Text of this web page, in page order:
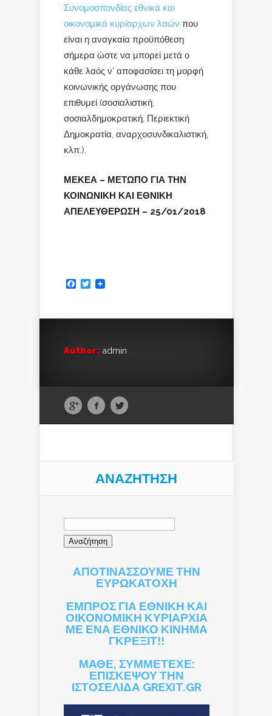
Συνομοσπονδίας εθνικά και
οικονομικά κυρίαρχων λαών που
είναι η αναγκαία προϋπόθεση
σήμερα ώστε να μπορεί μετά ο
κάθε λαός ν’ αποφασίσει τη μορφή
κοινωνικής οργάνωσης που
επιθυμεί (σοσιαλιστική,
σοσιαλδημοκρατική, Περιεκτική
Δημοκρατία, αναρχοσυνδικαλιστική,
κλπ.).
ΜΕΚΕΑ – ΜΕΤΩΠΟ ΓΙΑ ΤΗΝ
ΚΟΙΝΩΝΙΚΗ ΚΑΙ ΕΘΝΙΚΗ
ΑΠΕΛΕΥΘΕΡΩΣΗ – 25/01/2018
Facebook
Twitter
Author: admin
ΑΝΑΖΉΤΗΣΗ
Αναζήτηση
ΑΠΟΤΙΝΑΣΣΟΥΜΕ ΤΗΝ
ΕΥΡΩΚΑΤΟΧΗ
ΕΜΠΡΟΣ ΓΙΑ ΕΘΝΙΚΗ ΚΑΙ
ΟΙΚΟΝΟΜΙΚΗ ΚΥΡΙΑΡΧΙΑ
ΜΕ ΕΝΑ ΕΘΝΙΚΟ ΚΙΝΗΜΑ
ΓΚΡΕΞΙΤ!!
ΜΑΘΕ, ΣΥΜΜΕΤΕΧΕ:
ΕΠΙΣΚΕΨΟΥ ΤΗΝ
ΙΣΤΟΣΕΛΙΔΑ GREXIT.GR